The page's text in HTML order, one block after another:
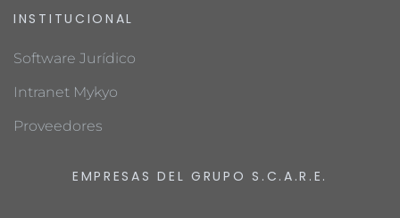
INSTITUCIONAL
Software Jurídico
Intranet Mykyo
Proveedores
EMPRESAS DEL GRUPO S.C.A.R.E.